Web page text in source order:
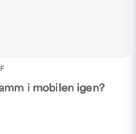
i mobilen igen?